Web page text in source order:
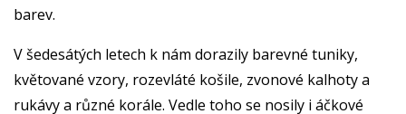
barev.
V šedesátých letech k nám dorazily barevné tuniky,
květované vzory, rozevláté košile, zvonové kalhoty a
rukávy a různé korále. Vedle toho se nosily i áčkové